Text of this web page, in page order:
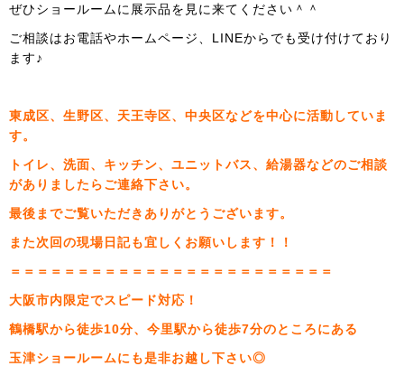
ぜひショールームに展示品を見に来てください＾＾
ご相談はお電話やホームページ、LINEからでも受け付けており
ます♪
東成区、生野区、天王寺区、中央区などを中心に活動していま
す。
トイレ、洗面、キッチン、ユニットバス、給湯器などのご相談
がありましたらご連絡下さい。
最後までご覧いただきありがとうございます。
また次回の現場日記も宜しくお願いします！！
＝＝＝＝＝＝＝＝＝＝＝＝＝＝＝＝＝＝＝＝＝＝＝＝
大阪市内限定でスピード対応！
鶴橋駅から徒歩10分、今里駅から徒歩7分のところにある
玉津ショールームにも是非お越し下さい◎